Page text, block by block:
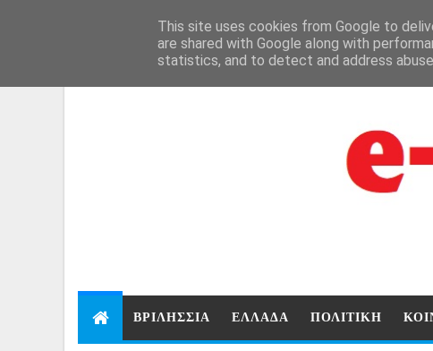
ΒΡΙΛΗΣΣΙΑ ΕΛΛΑΔΑ ΠΟΛΙΤΙΚΗ
This site uses cookies from Google to
are shared with Google along with
statistics, and to detect and address